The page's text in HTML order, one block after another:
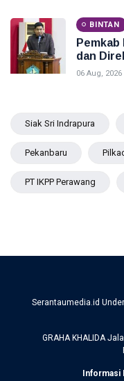
BINTAN
dan
06 Aug, 2026
Siak Sri Indrapura
Pekanbaru
PT IKPP Perawang
Serantaumedia.id
GRAHA KHALIDA
Informasi